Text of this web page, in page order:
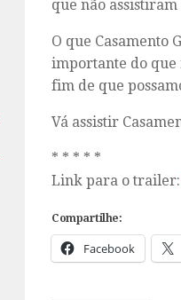
que não
O que Casamento
importante do que
fim de que
Vá assistir
* * * * *
Link para o trailer:
Compartilhe:
Facebook